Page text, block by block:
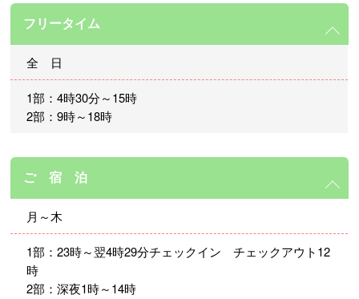
フリータイム
全 日
1部：4時30分～15時
2部：9時～18時
ご 宿 泊
月～木
1部：23時～翌4時29分チェックイン チェックアウト12
時
2部：深夜1時～14時